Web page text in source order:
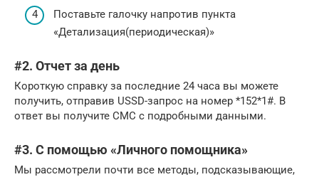
Поставьте галочку напротив пункта
«Детализация(периодическая)»
#2. Отчет за день
Короткую справку за последние 24 часа вы можете
получить, отправив USSD-запрос на номер *152*1#. В
ответ вы получите СМС с подробными данными.
#3. С помощью «Личного помощника»
Мы рассмотрели почти все методы, подсказывающие,